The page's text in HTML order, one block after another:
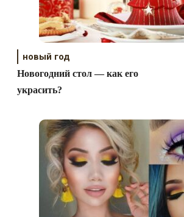
новый год
Новогодний стол — как его
украсить?